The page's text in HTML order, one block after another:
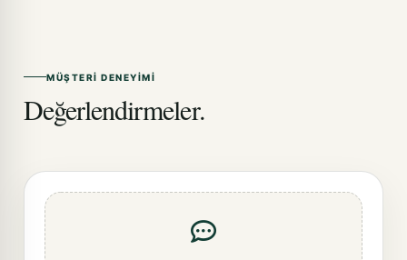
MÜŞTERI DENEYIMI
Değerlendirmeler.